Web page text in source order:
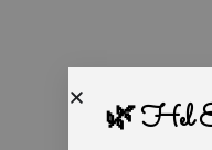
🌿 Hel